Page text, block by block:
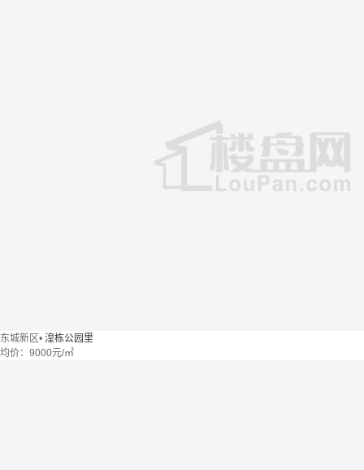
东城新区• 湟栋公园里
均价： 9000元/㎡